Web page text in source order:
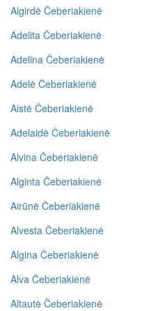
Algirdė Čeberiakienė
Adelita Čeberiakienė
Adelina Čeberiakienė
Adelė Čeberiakienė
Aistė Čeberiakienė
Adelaidė Čeberiakienė
Alvina Čeberiakienė
Alginta Čeberiakienė
Airūnė Čeberiakienė
Alvesta Čeberiakienė
Algina Čeberiakienė
Alva Čeberiakienė
Altautė Čeberiakienė